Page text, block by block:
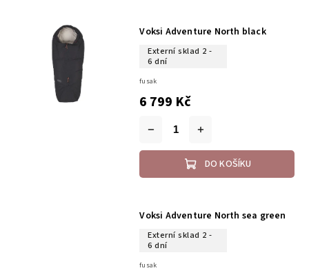
Voksi Adventure North black
Externí sklad 2 -
6 dní
6 799 Kč
DO KOŠÍKU
fusak
Voksi Adventure North sea green
Externí sklad 2 -
6 dní
fusak